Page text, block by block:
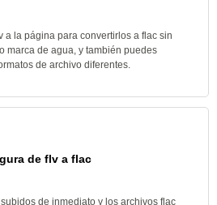
a la página para convertirlos a flac sin
marca de agua, y también puedes
de archivo diferentes.
de flv a flac
de inmediato y los archivos flac